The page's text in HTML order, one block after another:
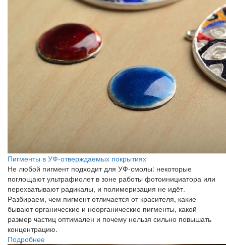
Пигменты в УФ-отверждаемых покрытиях
Не любой пигмент подходит для УФ-смолы: некоторые
поглощают ультрафиолет в зоне работы фотоинициатора или
перехватывают радикалы, и полимеризация не идёт.
Разбираем, чем пигмент отличается от красителя, какие
бывают органические и неорганические пигменты, какой
размер частиц оптимален и почему нельзя сильно повышать
концентрацию.
Подробнее